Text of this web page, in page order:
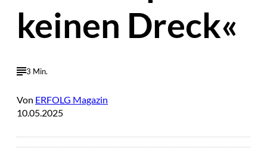
keinen Dreck«
3 Min.
Von ERFOLG Magazin
10.05.2025